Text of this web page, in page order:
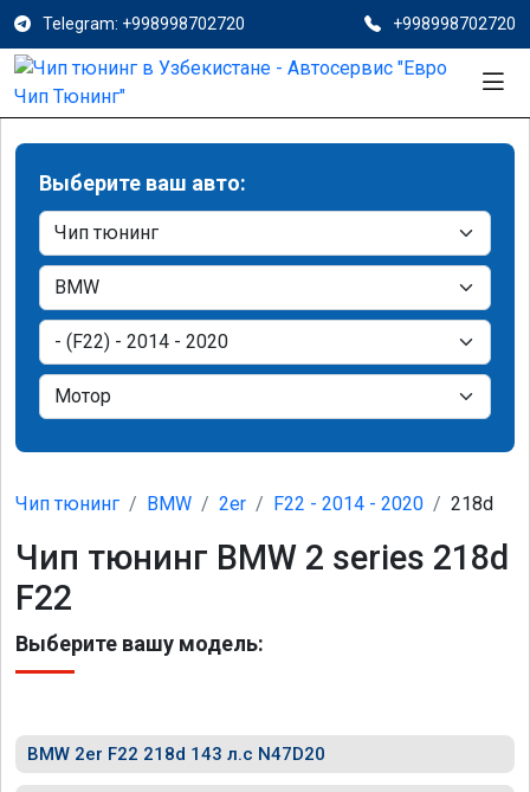
Telegram: +998998702720 +998998702720
Выберите ваш авто:
Чип тюнинг BMW 2er F22 - 2014 - 2020 218d
Чип тюнинг BMW 2 series 218d
F22
Выберите вашу модель:
BMW 2er F22 218d 143 л.с N47D20